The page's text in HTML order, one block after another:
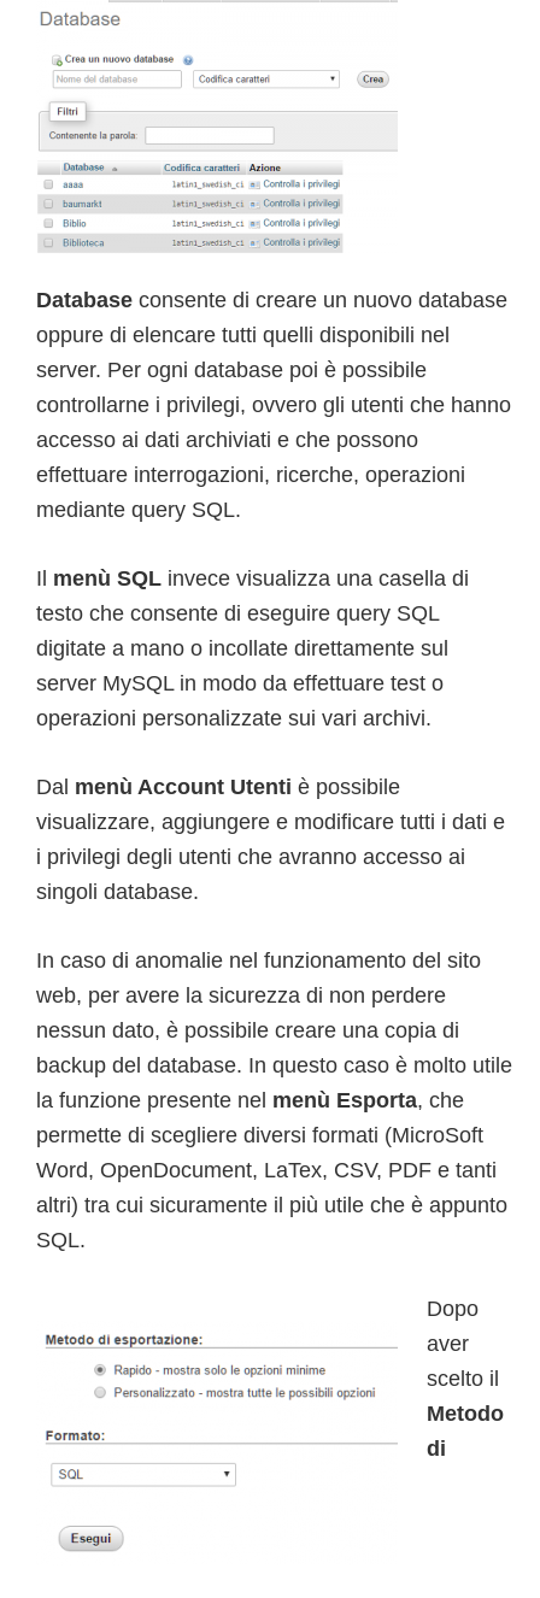
Database consente di creare un nuovo database
oppure di elencare tutti quelli disponibili nel
server. Per ogni database poi è possibile
controllarne i privilegi, ovvero gli utenti che hanno
accesso ai dati archiviati e che possono
effettuare interrogazioni, ricerche, operazioni
mediante query SQL.
Il menù SQL invece visualizza una casella di
testo che consente di eseguire query SQL
digitate a mano o incollate direttamente sul
server MySQL in modo da effettuare test o
operazioni personalizzate sui vari archivi.
Dal menù Account Utenti è possibile
visualizzare, aggiungere e modificare tutti i dati e
i privilegi degli utenti che avranno accesso ai
singoli database.
In caso di anomalie nel funzionamento del sito
web, per avere la sicurezza di non perdere
nessun dato, è possibile creare una copia di
backup del database. In questo caso è molto utile
la funzione presente nel menù Esporta, che
permette di scegliere diversi formati (MicroSoft
Word, OpenDocument, LaTex, CSV, PDF e tanti
altri) tra cui sicuramente il più utile che è appunto
SQL.
Dopo
aver
scelto il
Metodo
di